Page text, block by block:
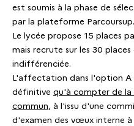
est soumis à la phase de
par la plateforme Parcoursup.
Le lycée propose 15 places
mais recrute sur les 30 places
indifférenciée.
L'affectation dans l'option A
définitive qu'à compter de
commun, à l'issu d'une
d'examen des vœux interne à